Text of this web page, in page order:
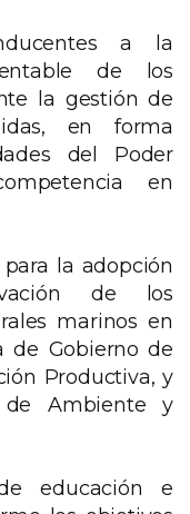
a la
de los
la gestión de
en forma
del Poder
en
la adopción
de los
marinos en
de Gobierno de
Productiva, y
de Ambiente y
educación e